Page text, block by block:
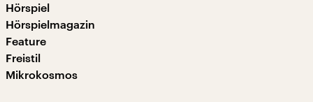
Hörspiel
Hörspielmagazin
Feature
Freistil
Mikrokosmos